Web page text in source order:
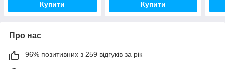
Купити Купити
Про нас
96% позитивних з 259 відгуків за рік